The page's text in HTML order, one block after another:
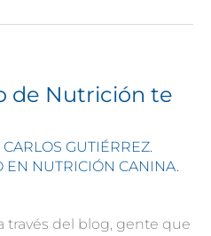
de Nutrición te
CARLOS GUTIÉRREZ.
EN NUTRICIÓN CANINA.
través del blog, gente que